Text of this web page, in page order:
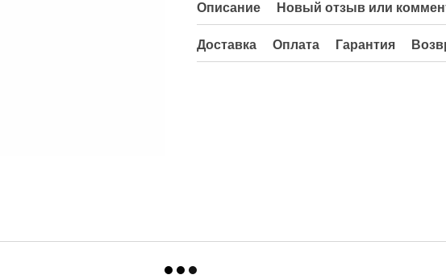
Описание Новый отзыв или
Доставка Оплата Гарантия